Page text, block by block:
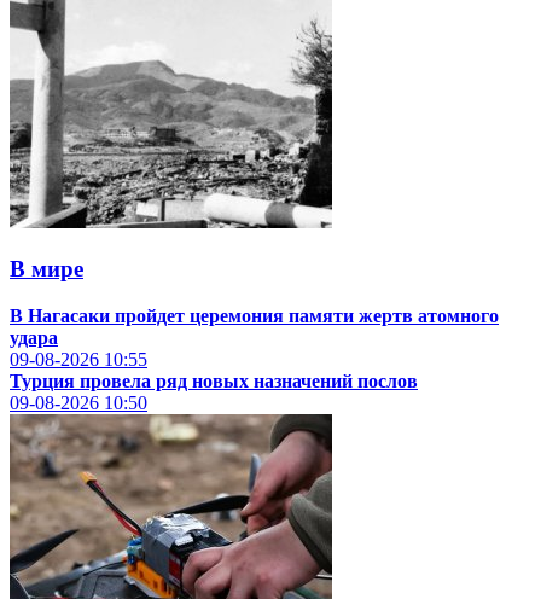
В мире
В Нагасаки пройдет церемония памяти жертв атомного
удара
09-08-2026 10:55
Турция провела ряд новых назначений послов
09-08-2026 10:50